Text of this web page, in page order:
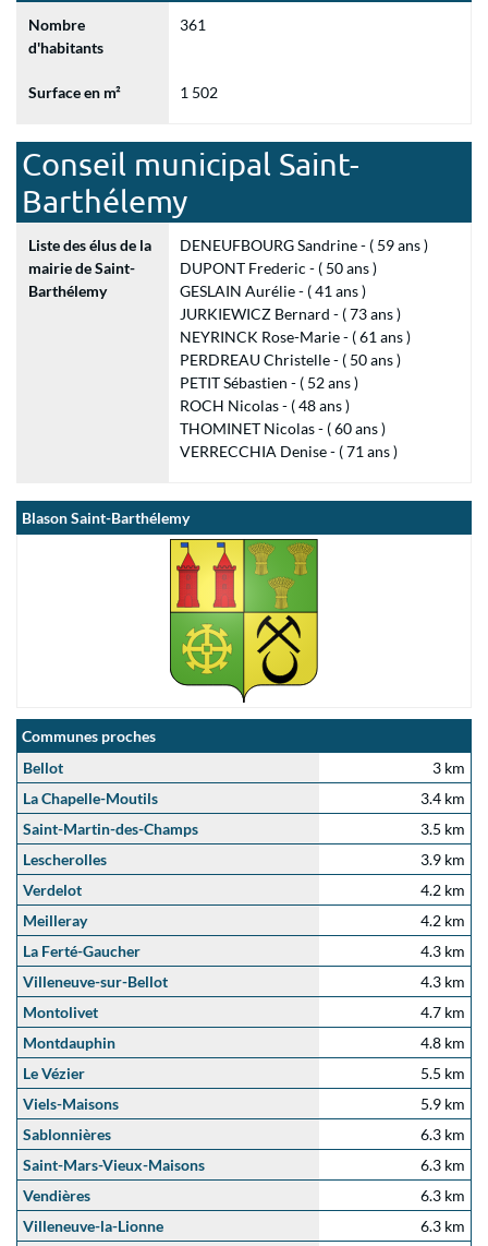
Nombre
d'habitants
361
Surface en m² 1 502
Conseil municipal Saint-
Barthélemy
Liste des élus de la
mairie de Saint-
Barthélemy
DENEUFBOURG Sandrine - ( 59 ans )
DUPONT Frederic - ( 50 ans )
GESLAIN Aurélie - ( 41 ans )
JURKIEWICZ Bernard - ( 73 ans )
NEYRINCK Rose-Marie - ( 61 ans )
PERDREAU Christelle - ( 50 ans )
PETIT Sébastien - ( 52 ans )
ROCH Nicolas - ( 48 ans )
THOMINET Nicolas - ( 60 ans )
VERRECCHIA Denise - ( 71 ans )
Blason Saint-Barthélemy
Communes proches
Bellot
3 km
La Chapelle-Moutils
3.4 km
Saint-Martin-des-Champs
3.5 km
Lescherolles
3.9 km
Verdelot
4.2 km
Meilleray
4.2 km
La Ferté-Gaucher
4.3 km
Villeneuve-sur-Bellot
4.3 km
Montolivet
4.7 km
Montdauphin
4.8 km
Le Vézier
5.5 km
Viels-Maisons
5.9 km
Sablonnières
6.3 km
Saint-Mars-Vieux-Maisons
6.3 km
Vendières
6.3 km
Villeneuve-la-Lionne
6.3 km